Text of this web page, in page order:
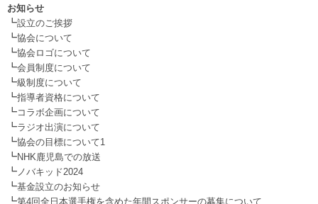
お知らせ
┗設立のご挨拶
┗協会について
┗協会ロゴについて
┗会員制度について
┗級制度について
┗指導者資格について
┗コラボ企画について
┗ラジオ出演について
┗協会の目標について1
┗NHK鹿児島での放送
┗ ノバキッド2024
┗基金設立のお知らせ
┗第4回全日本選手権を含めた年間スポンサーの募集について